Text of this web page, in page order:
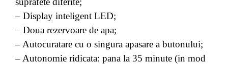
– Display inteligent LED;
– Doua rezervoare de apa;
– Autocuratare cu o singura apasare a butonului;
– Autonomie ridicata: pana la 35 minute (in mod